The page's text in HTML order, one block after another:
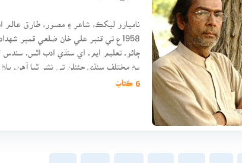
1958ع تي قنبر علي خان ضلعي قمبر
ڄائو. تعليم ايم. اي سنڌي ادب اٿس. سندس
پڻ مختلف سنڌي چئنلن تي نشر ٿيا آهن.
6 ڪتابَ